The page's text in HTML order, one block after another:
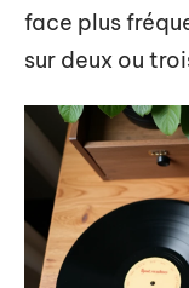
face plus
sur deux ou